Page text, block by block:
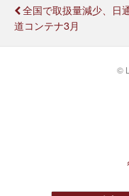
全国で取扱量減少、日
道コンテナ3月
©